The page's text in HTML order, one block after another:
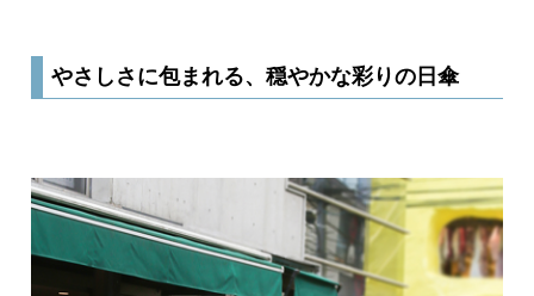
やさしさに包まれる、穏やかな彩りの日傘